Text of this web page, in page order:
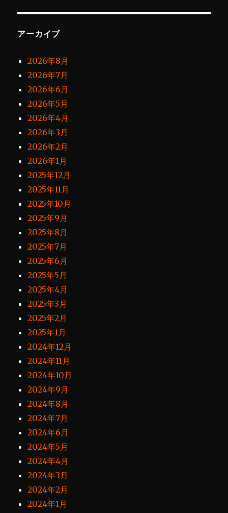
アーカイブ
2026年8月
2026年7月
2026年6月
2026年5月
2026年4月
2026年3月
2026年2月
2026年1月
2025年12月
2025年11月
2025年10月
2025年9月
2025年8月
2025年7月
2025年6月
2025年5月
2025年4月
2025年3月
2025年2月
2025年1月
2024年12月
2024年11月
2024年10月
2024年9月
2024年8月
2024年7月
2024年6月
2024年5月
2024年4月
2024年3月
2024年2月
2024年1月